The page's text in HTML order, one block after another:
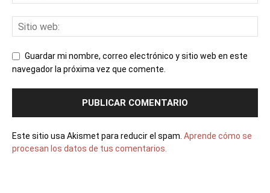
Guardar mi nombre, correo electrónico y sitio web en este
navegador la próxima vez que comente.
Este sitio usa Akismet para reducir el spam. Aprende cómo se
procesan los datos de tus comentarios.